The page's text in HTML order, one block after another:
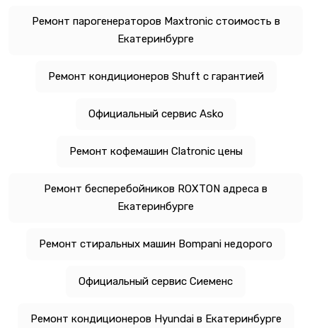
Ремонт парогенераторов Maxtronic стоимость в
Екатеринбурге
Ремонт кондиционеров Shuft с гарантией
Официальный сервис Asko
Ремонт кофемашин Clatronic цены
Ремонт бесперебойников ROXTON адреса в
Екатеринбурге
Ремонт стиральных машин Bompani недорого
Официальный сервис Сиеменс
Ремонт кондиционеров Hyundai в Екатеринбурге